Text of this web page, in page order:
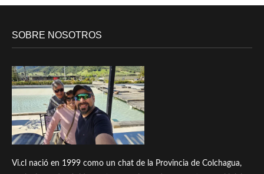
SOBRE NOSOTROS
Vi.cl nació en 1999 como un chat de la Provincia de Colchagua,